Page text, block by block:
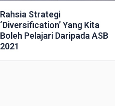
Rahsia Strategi
‘diversification’ Yang Kita
Boleh Pelajari Daripada ASB
2021